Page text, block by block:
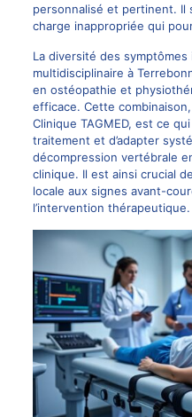
personnalisé et pertinent. Il
charge inappropriée qui
La diversité des
multidisciplinaire à
en ostéopathie et
efficace. Cette
Clinique TAGMED, est ce
traitement et d’adapter
décompression vertébrale
clinique. Il est ainsi crucial
locale aux signes avant-
l’intervention thérapeutique.